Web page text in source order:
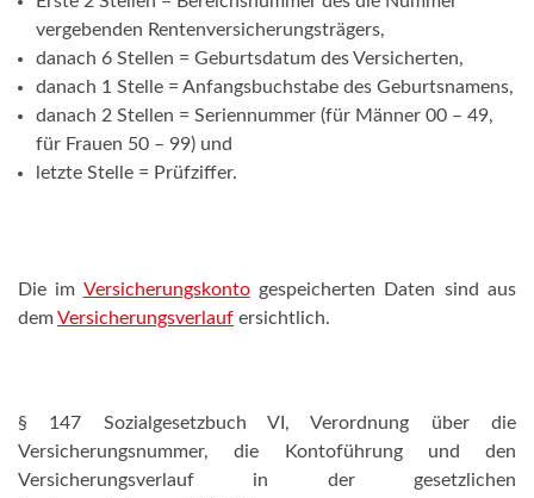
vergebenden Rentenversicherungsträgers,
danach 6 Stellen = Geburtsdatum des Versicherten,
danach 1 Stelle = Anfangsbuchstabe des Geburtsnamens,
danach 2 Stellen = Seriennummer (für Männer 00 – 49,
für Frauen 50 – 99) und
letzte Stelle = Prüfziffer.
Die im Versicherungskontogespeicherten Daten sind aus
dem Versicherungsverlauf ersichtlich.
§ 147 Sozialgesetzbuch VI, Verordnung über die
Versicherungsnummer, die Kontoführung und den
Versicherungsverlauf in der gesetzlichen